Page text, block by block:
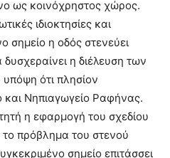
ως κοινόχρηστος χώρος.
ιδιοκτησίες και
σημείο η οδός στενεύει
η διέλευση των
ότι πλησίον
και Νηπιαγωγείο Ραφήνας.
η εφαρμογή του σχεδίου
πρόβλημα του στενού
σημείο επιτάσσει